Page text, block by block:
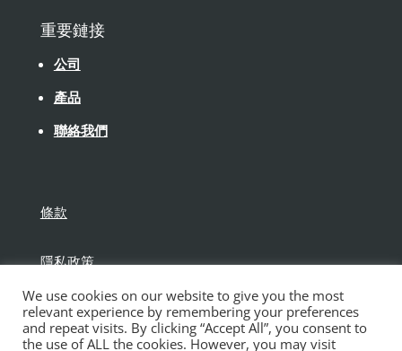
重要鏈接
公司
產品
聯絡我們
條款
隱私政策
免責聲明
We use cookies on our website to give you the most
relevant experience by remembering your preferences
and repeat visits. By clicking “Accept All”, you consent to
the use of ALL the cookies. However, you may visit